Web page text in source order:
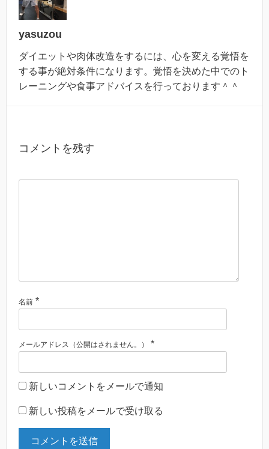
yasuzou
ダイエットや肉体改造をするには、心を変える覚悟を
する事が絶対条件になります。覚悟を決めた中でのト
レーニングや食事アドバイスを行っております＾＾
コメントを残す
名前 *
メールアドレス（公開はされません。） *
新しいコメントをメールで通知
新しい投稿をメールで受け取る